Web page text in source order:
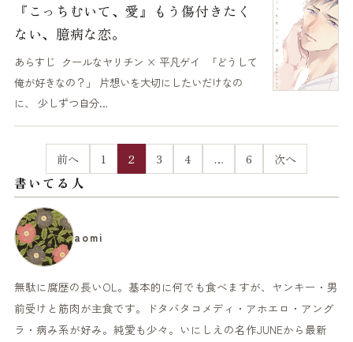
『こっちむいて、愛』もう傷付きたく
ない、臆病な恋。
あらすじ クールなヤリチン × 平凡ゲイ 「どうして
俺が好きなの？」 片想いを大切にしたいだけなの
に、 少しずつ自分…
前へ 1 2 3 4 … 6 次へ
書いてる人
aomi
無駄に腐歴の長いOL。基本的に何でも食べますが、ヤンキー・男
前受けと筋肉が主食です。ドタバタコメディ・アホエロ・アング
ラ・病み系が好み。純愛も少々。いにしえの名作JUNEから最新